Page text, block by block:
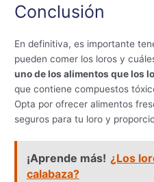
Conclusión
En definitiva, es importante
pueden comer los loros y
uno de los alimentos que los
que contiene compuestos
Opta por ofrecer alimentos
seguros para tu loro y
¡Aprende más! ¿Los
calabaza?